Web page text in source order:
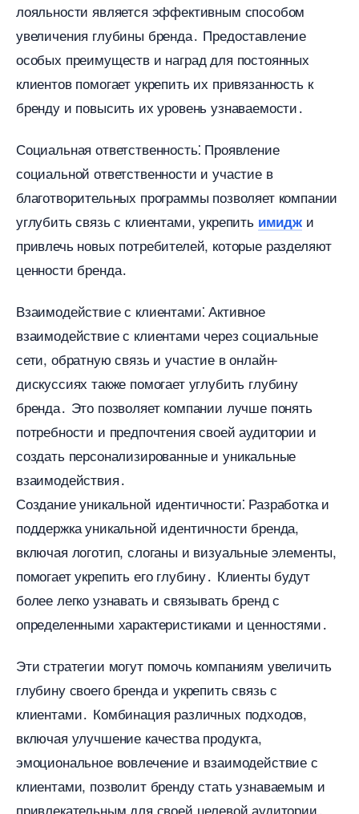
лояльности является эффективным способом
увеличения глубины бренда․ Предоставление
особых преимуществ и наград для постоянных
клиентов помогает укрепить их привязанность к
ренду и повысить их уровень узнаваемости․
Социальная ответственность⁚ Проявление
социальной ответственности и участие
лаготворительных программы позволяет компании
углубить связь с клиентами, укрепить имиджи
привлечь новых потребителей, которые разделяют
ценности бренда․
заимодействие с клиентами⁚ Активное
заимодействие с клиентами через социальные
сети, обратную связь и участие в онлайн-
дискуссиях также помогает углубить глубину
ренда․ Это позволяет компании лучше понять
потребности и предпочтения своей аудитории и
создать персонализированные и уникальные
заимодействия․
Создание уникальной идентичности⁚ Разработка и
поддержка уникальной идентичности бренда,
ключая логотип, слоганы и визуальные элементы,
помогает укрепить его глубину․ Клиенты будут
олее легко узнавать и связывать бренд с
определенными характеристиками и ценностями․
Эти стратегии могут помочь компаниям увеличить
лубину своего бренда и укрепить связь с
клиентами․ Комбинация различных подходов,
ключая улучшение качества продукта,
эмоциональное вовлечение и взаимодействие с
клиентами, позволит бренду стать узнаваемым и
привлекательным для своей целевой аудитории․